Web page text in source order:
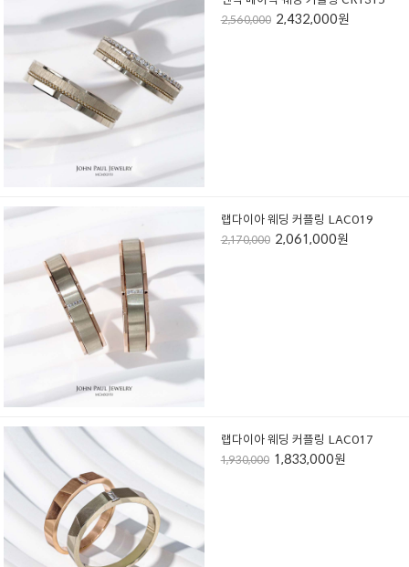
2,560,000 2,432,000원
랩다이아 웨딩 커플링 LAC019
2,170,000 2,061,000원
랩다이아 웨딩 커플링 LAC017
1,930,000 1,833,000원